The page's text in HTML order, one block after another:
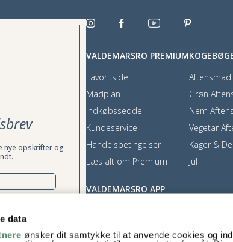
data
ønsker dit samtykke til at anvende cookies og
nye opskrifter og
VALDEMARSRO PREMIUM
Favoritside
Madplan
Indkøbsseddel
Kundeservice
Handelsbetingelser
Læs alt om Premium
Aftensmad
Grøn
Nem
Vegetar
Kager &
Jul
VALDEMARSRO APP